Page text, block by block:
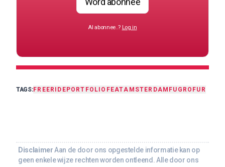
Al abonnee..? Log in
TAGS:FREERIDEPORTFOLIO FEATAMSTERDAM FUGRO FUR
Disclaimer Aan de door ons opgestelde informatie kan op
geen enkele wijze rechten worden ontleend. Alle door ons